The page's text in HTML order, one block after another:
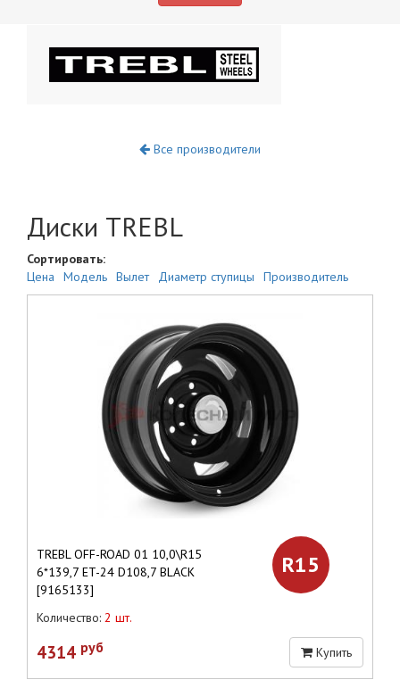
Все производители
Диски TREBL
Сортировать:
Цена
Модель Вылет Диаметр ступицы Производитель
TREBL OFF-ROAD 01 10,0\R15
6*139,7 ET-24 D108,7 BLACK
[9165133]
R15
Количество: 2 шт.
4314 руб Купить